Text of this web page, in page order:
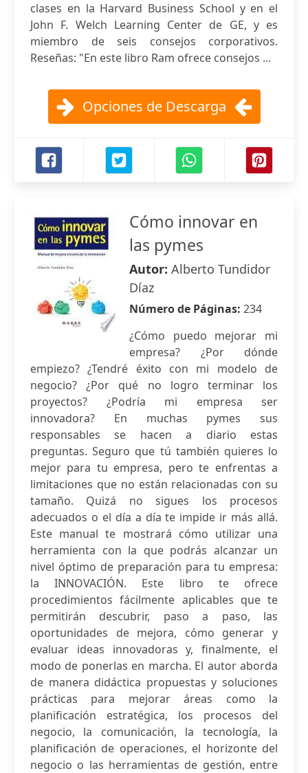
clases en la Harvard Business School y en el
John F. Welch Learning Center de GE, y es
miembro de seis consejos corporativos.
Reseñas: "En este libro Ram ofrece consejos ...
Opciones de Descarga
Cómo innovar en
las pymes
Autor: Alberto Tundidor
Díaz
Número de Páginas: 234
¿Cómo puedo mejorar mi
empresa? ¿Por dónde
empiezo? ¿Tendré éxito con mi modelo de
negocio? ¿Por qué no logro terminar los
proyectos? ¿Podría mi empresa ser
innovadora? En muchas pymes sus
responsables se hacen a diario estas
preguntas. Seguro que tú también quieres lo
mejor para tu empresa, pero te enfrentas a
limitaciones que no están relacionadas con su
tamaño. Quizá no sigues los procesos
adecuados o el día a día te impide ir más allá.
Este manual te mostrará cómo utilizar una
herramienta con la que podrás alcanzar un
nivel óptimo de preparación para tu empresa:
la INNOVACIÓN. Este libro te ofrece
procedimientos fácilmente aplicables que te
permitirán descubrir, paso a paso, las
oportunidades de mejora, cómo generar y
evaluar ideas innovadoras y, finalmente, el
modo de ponerlas en marcha. El autor aborda
de manera didáctica propuestas y soluciones
prácticas para mejorar áreas como la
planificación estratégica, los procesos del
negocio, la comunicación, la tecnología, la
planificación de operaciones, el horizonte del
negocio o las herramientas de gestión, entre